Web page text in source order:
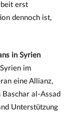
erst
dennoch ist,
in Syrien
im
eine Allianz,
Baschar al-Assad
Unterstützung